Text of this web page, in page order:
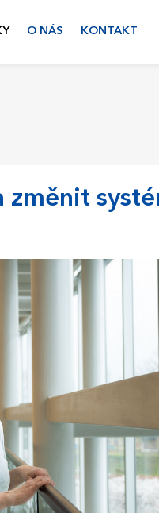
O NÁS KONTAKT
změnit